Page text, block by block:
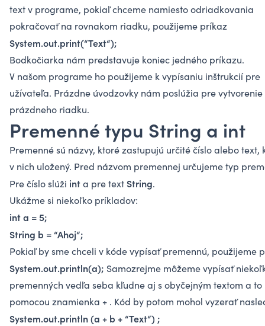
text v programe, pokiaľ chceme namiesto odriadkovania
pokračovať na rovnakom riadku, použijeme príkaz
System.out.print(“Text“);
Bodkočiarka nám predstavuje koniec jedného príkazu.
V našom programe ho použijeme k vypísaniu inštrukcií pre
užívateľa. Prázdne úvodzovky nám poslúžia pre vytvorenie
prázdneho riadku.
Premenné typu String a int
Premenné sú názvy, ktoré zastupujú určité číslo alebo text,
v nich uložený. Pred názvom premennej určujeme typ
Pre číslo slúži inta pre text String.
Ukážme si niekoľko príkladov:
int a = 5;
String b = “Ahoj“;
Pokiaľ by sme chceli v kóde vypísať premennú, použijeme
System.out.println(a); Samozrejme môžeme vypísať
premenných vedľa seba kľudne aj s obyčejným textom a to
pomocou znamienka + . Kód by potom mohol vyzerať
System.out.println (a + b + “Text“) ;